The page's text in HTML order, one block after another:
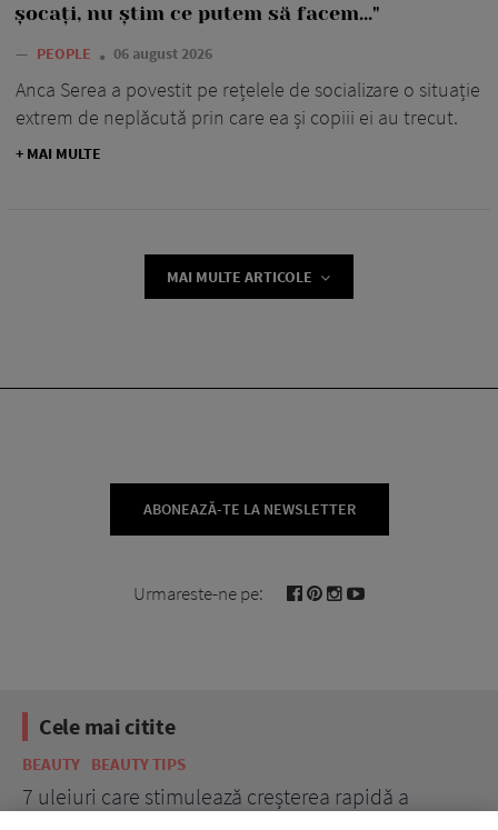
șocați, nu știm ce putem să facem..."
— PEOPLE 06 august 2026
Anca Serea a povestit pe rețelele de socializare o situație
extrem de neplăcută prin care ea și copiii ei au trecut.
+ MAI MULTE
MAI MULTE ARTICOLE
ABONEAZĂ-TE LA NEWSLETTER
Urmareste-ne pe:
Cele mai citite
BEAUTY BEAUTY TIPS
7 uleiuri care stimulează creșterea rapidă a